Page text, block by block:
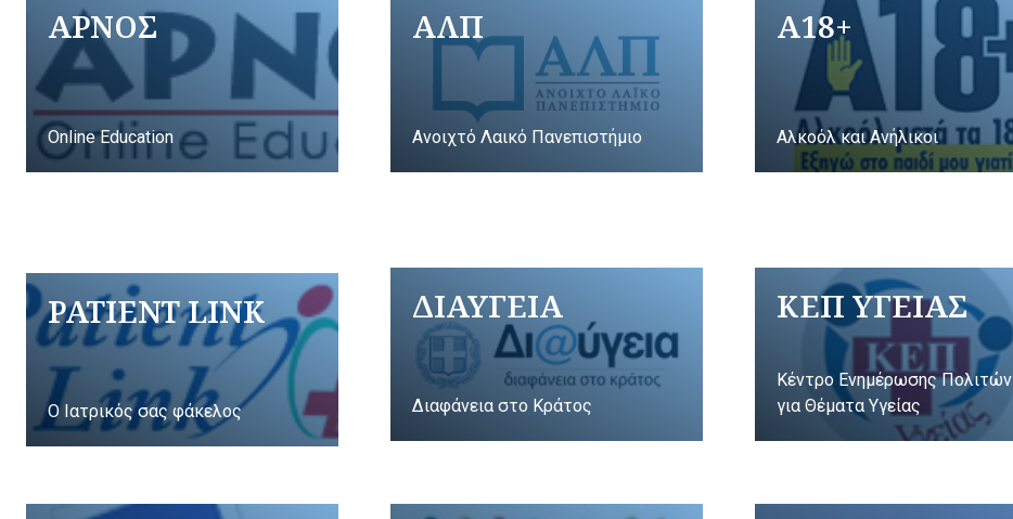
ΑΡΝΟΣ
Online Education
ΑΛΠ
Ανοιχτό Λαικό Πανεπιστήμιο
A18+
Αλκοόλ και Ανήλικοι
PATIENT LINK
Ο Ιατρικός σας φάκελος
ΔΙΑΥΓΕΙΑ
Διαφάνεια στο Κράτος
ΚΕΠ ΥΓΕΙΑΣ
Κέντρο Ενημέρωσης Πολιτών
για Θέματα Υγείας